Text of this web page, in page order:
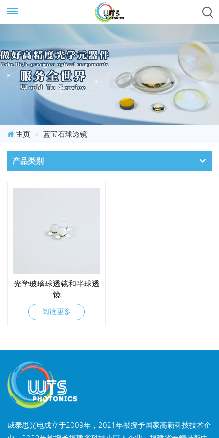
主页 蓝宝石球透镜
产品类别
光学玻璃球透镜和半球透
镜
阅读更多
威泰思光电成立于2009年，2021年被授予国家高新科技技术企